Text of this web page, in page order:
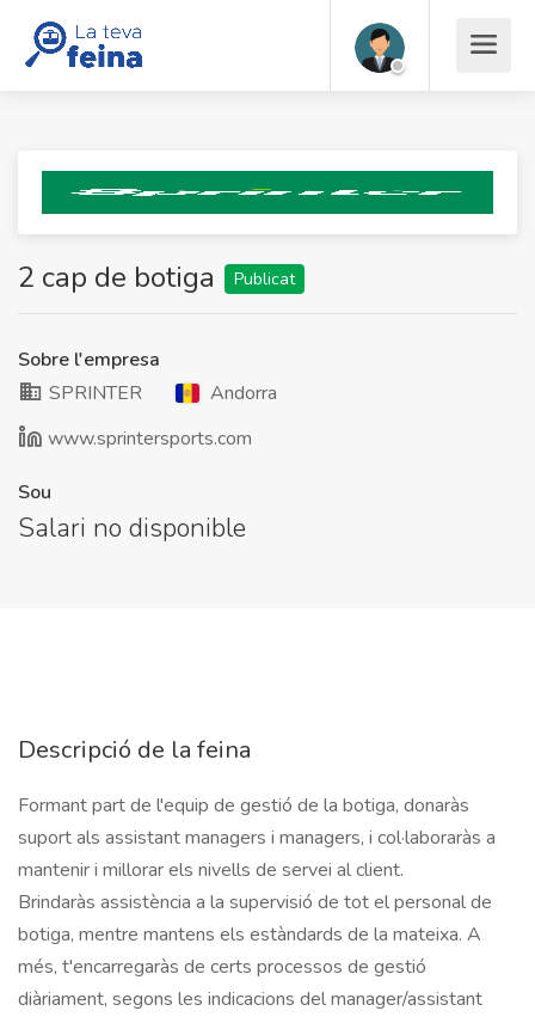
2 cap de botiga Publicat
Sobre l'empresa
SPRINTER
Andorra
www.sprintersports.com
Sou
Salari no disponible
Descripció de la feina
Formant part de l'equip de gestió de la botiga, donaràs
suport als assistant managers i managers, i col·laboraràs a
mantenir i millorar els nivells de servei al client.
Brindaràs assistència a la supervisió de tot el personal de
botiga, mentre mantens els estàndards de la mateixa. A
més, t'encarregaràs de certs processos de gestió
diàriament, segons les indicacions del manager/assistant